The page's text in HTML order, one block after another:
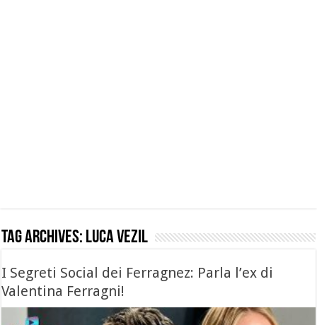
Tag Archives: luca vezil
I Segreti Social dei Ferragnez: Parla l’ex di
Valentina Ferragni!